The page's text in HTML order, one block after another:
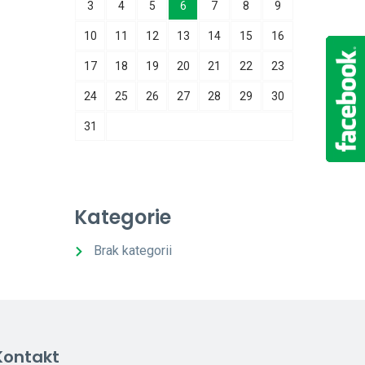
3 4 5 6 7 8 9
10 11 12 13 14 15 16
17 18 19 20 21 22 23
24 25 26 27 28 29 30
31
Kategorie
Brak kategorii